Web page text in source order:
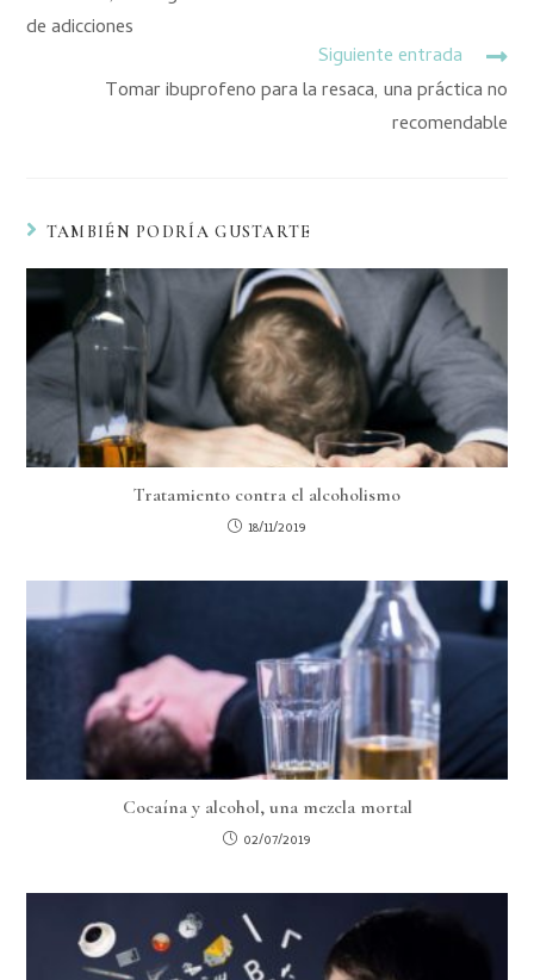
de adicciones
Siguiente entrada
Tomar ibuprofeno para la resaca, una práctica no
recomendable
TAMBIÉN PODRÍA GUSTARTE
Tratamiento contra el alcoholismo
18/11/2019
Cocaína y alcohol, una mezcla mortal
02/07/2019